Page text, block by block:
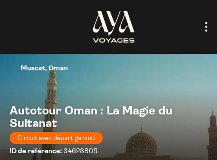
Autotour Oman : La Magie du
Sultanat
Circuit avec départ garanti
ID de référence:34628805
Muscat, Oman